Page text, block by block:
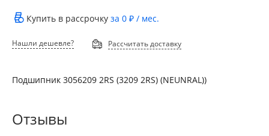
Купить в рассрочку за 0 ₽ / мес.
Нашли дешевле? Рассчитать доставку
Подшипник 3056209 2RS (3209 2RS) (NEUNRAL))
Отзывы